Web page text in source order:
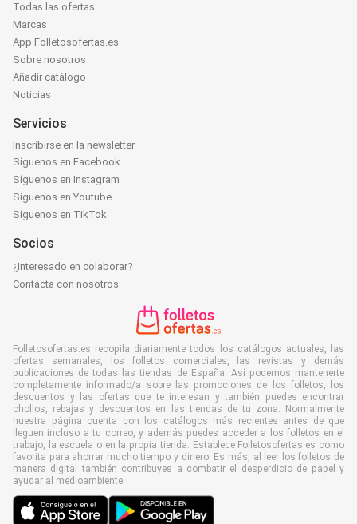
Todas las ofertas
Marcas
App Folletosofertas.es
Sobre nosotros
Añadir catálogo
Noticias
Servicios
Inscribirse en la newsletter
Síguenos en Facebook
Síguenos en Instagram
Síguenos en Youtube
Síguenos en TikTok
Socios
¿Interesado en colaborar?
Contácta con nosotros
Folletosofertas.es recopila diariamente todos los catálogos actuales, las
ofertas semanales, los folletos comerciales, las revistas y demás
publicaciones de todas las tiendas de España. Así podemos mantenerte
completamente informado/a sobre las promociones de los folletos, los
descuentos y las ofertas que te interesan y también puedes encontrar
chollos, rebajas y descuentos en las tiendas de tu zona. Normalmente
nuestra página cuenta con los catálogos más recientes antes de que
lleguen incluso a tu correo, y además puedes acceder a los folletos en el
trabajo, la escuela o en la propia tienda. Establece Folletosofertas.es como
favorita para ahorrar mucho tiempo y dinero. Es más, al leer los folletos de
manera digital también contribuyes a combatir el desperdicio de papel y
ayudar al medioambiente.